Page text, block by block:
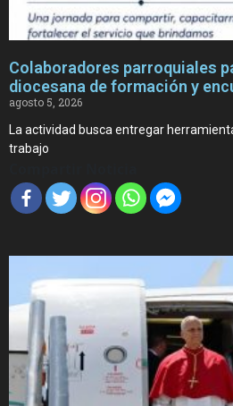
Colaboradores parroquiales
diocesana de formación y
agosto 5, 2026
La actividad busca entregar
trabajo